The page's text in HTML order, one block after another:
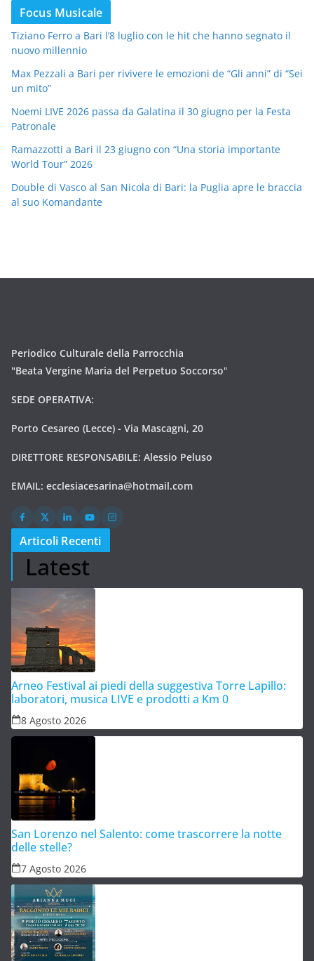
Focus Musicale
Tiziano Ferro a Bari l’8 luglio con le hit che hanno segnato il
nuovo millennio
Max Pezzali a Bari per rivivere le emozioni de “Gli anni” di “Sei
un mito”
Noemi LIVE 2026 passa da Galatina il 30 giugno per la Festa
Patronale
Ramazzotti a Bari il 23 giugno con “Una storia importante
World Tour” 2026
Double di Vasco al San Nicola di Bari: la Puglia apre le braccia
al suo Komandante
Periodico Culturale della Parrocchia
"Beata Vergine Maria del Perpetuo Soccorso"
SEDE OPERATIVA:
Porto Cesareo (Lecce) - Via Mascagni, 20
DIRETTORE RESPONSABILE: Alessio Peluso
EMAIL: ecclesiacesarina@hotmail.com
Articoli Recenti
Latest
Arneo Festival ai piedi della suggestiva Torre Lapillo:
laboratori, musica LIVE e prodotti a Km 0
8 Agosto 2026
San Lorenzo nel Salento: come trascorrere la notte
delle stelle?
7 Agosto 2026